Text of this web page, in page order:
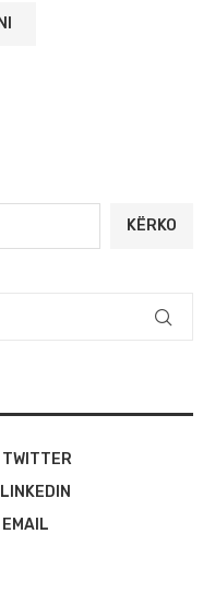
KËRKO
TWITTER
LINKEDIN
EMAIL